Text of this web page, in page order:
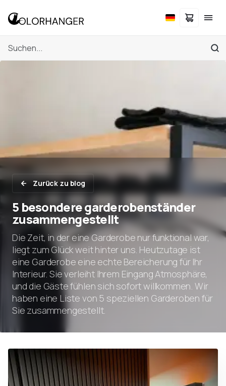
Zurück zu blog
5 besondere garderobenständer
zusammengestellt
Die Zeit, in der eine Garderobe nur funktional war,
liegt zum Glück weit hinter uns. Heutzutage ist
eine Garderobe eine echte Bereicherung für Ihr
Interieur. Sie verleiht Ihrem Eingang Atmosphäre,
und die Gäste fühlen sich sofort willkommen. Wir
haben eine Liste von 5 speziellen Garderoben für
Sie zusammengestellt.